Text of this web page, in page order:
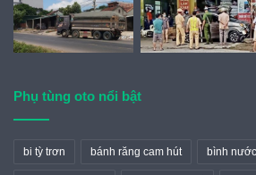
Phụ tùng oto nổi bật
bi tỳ trơn bánh răng cam hút bình